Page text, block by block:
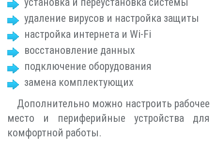
удаление вирусов и настройка защиты
настройка интернета и Wi-Fi
восстановление данных
подключение оборудования
замена комплектующих
Дополнительно можно настроить рабочее
место и периферийные устройства для
комфортной работы.